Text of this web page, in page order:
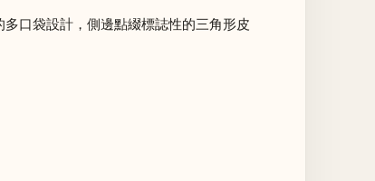
口袋設計，側邊點綴標誌性的三角形皮